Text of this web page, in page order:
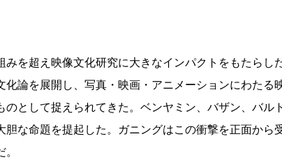
みを超え映像文化研究に大きなインパクトをもたら
論を展開し、写真・映画・アニメーションにわたる
として捉えられてきた。ベンヤミン、バザン、バ
な命題を提起した。ガニングはこの衝撃を正面から